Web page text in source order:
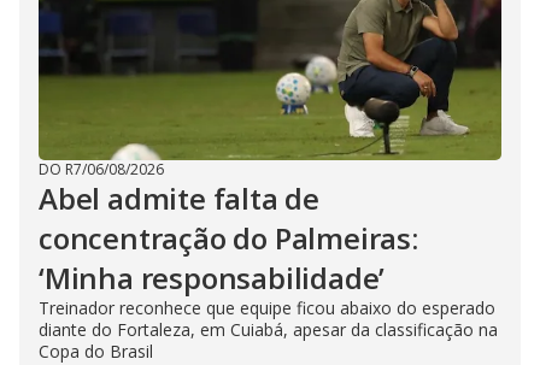
DO R7/06/08/2026
Abel admite falta de
concentração do Palmeiras:
‘Minha responsabilidade’
Treinador reconhece que equipe ficou abaixo do esperado
diante do Fortaleza, em Cuiabá, apesar da classificação na
Copa do Brasil